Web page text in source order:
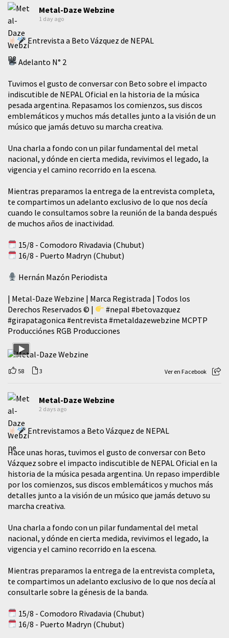
Metal-Daze Webzine
1 day ago
Entrevista a Beto Vázquez de NEPAL
Adelanto N° 2
Tuvimos el gusto de conversar con Beto sobre el impacto
indiscutible de NEPAL Oficial en la historia de la música
pesada argentina. Repasamos los comienzos, sus discos
emblemáticos y muchos más detalles junto a la visión de un
músico que jamás detuvo su marcha creativa.
​Una charla a fondo con un pilar fundamental del metal
nacional, y dónde en cierta medida, revivimos el legado, la
vigencia y el camino recorrido en la escena.
Mientras preparamos la entrega de la entrevista completa,
te compartimos un adelanto exclusivo de lo que nos decía
cuando le consultamos sobre la reunión de la banda después
de muchos años de inactividad.
15/8 - Comodoro Rivadavia (Chubut)
16/8 - Puerto Madryn (Chubut)
Hernán Mazón Periodista
| Metal-Daze Webzine | Marca Registrada | Todos los
Derechos Reservados © |
#nepal #betovazquez
#girapatagonica #entrevista #metaldazewebzine MCPTP
Producciónes RGB Producciones
58 3 Ver en Facebook
Metal-Daze Webzine
2 days ago
Entrevistamos a Beto Vázquez de NEPAL
Hace unas horas, tuvimos el gusto de conversar con Beto
Vázquez sobre el impacto indiscutible de NEPAL Oficial en la
historia de la música pesada argentina. Un repaso imperdible
por los comienzos, sus discos emblemáticos y muchos más
detalles junto a la visión de un músico que jamás detuvo su
marcha creativa.
​Una charla a fondo con un pilar fundamental del metal
nacional, y dónde en cierta medida, revivimos el legado, la
vigencia y el camino recorrido en la escena.
Mientras preparamos la entrega de la entrevista completa,
te compartimos un adelanto exclusivo de lo que nos decía al
consultarle sobre la génesis de la banda.
15/8 - Comodoro Rivadavia (Chubut)
16/8 - Puerto Madryn (Chubut)